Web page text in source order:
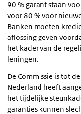
90 % garant staan
voor 80 % voor
Banken moeten
aflossing geven
het kader van de
leningen.
De Commissie is tot
Nederland heeft
het tijdelijke
garanties kunnen